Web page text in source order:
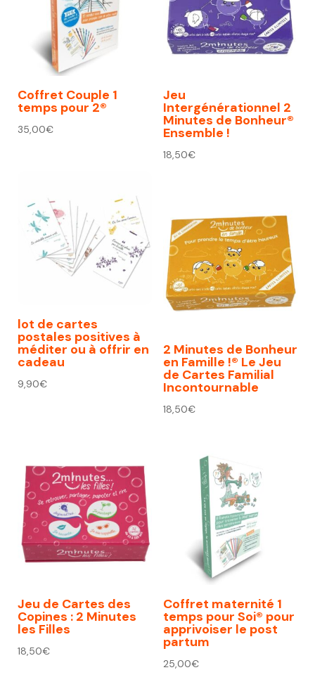
Coffret Couple 1
temps pour 2®
35,00€
Jeu
Intergénérationnel 2
Minutes de Bonheur®
Ensemble !
18,50€
lot de cartes
postales positives à
méditer ou à offrir en
cadeau
9,90€
2 Minutes de Bonheur
en Famille !® Le Jeu
de Cartes Familial
Incontournable
18,50€
Jeu de Cartes des
Copines : 2 Minutes
les Filles
18,50€
Coffret maternité 1
temps pour Soi® pour
apprivoiser le post
partum
25,00€